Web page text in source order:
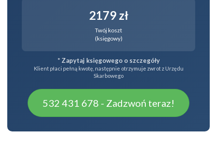
2179 zł
Twój koszt
(księgowy)
* Zapytaj księgowego o szczegóły
Klient płaci pełną kwotę, następnie otrzymuje zwrot z Urzędu
Skarbowego
532 431 678 - Zadzwoń teraz!